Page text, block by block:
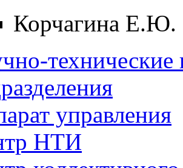
Корчагина Е.Ю.
технические
управления
НТИ